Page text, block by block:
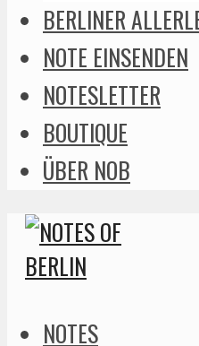
BERLINER
NOTE EINSENDEN
NOTESLETTER
BOUTIQUE
ÜBER NOB
NOTES